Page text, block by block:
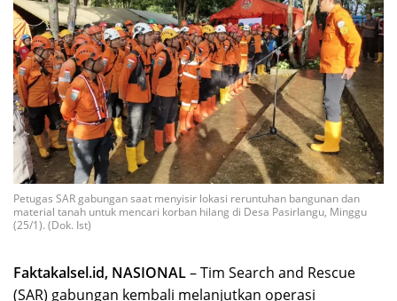
Petugas SAR gabungan saat menyisir lokasi reruntuhan bangunan dan
material tanah untuk mencari korban hilang di Desa Pasirlangu, Minggu
(25/1). (Dok. Ist)
Faktakalsel.id, NASIONAL– Tim Search and Rescue
(SAR) gabungan kembali melanjutkan operasi